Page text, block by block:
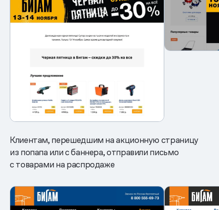
Клиентам, перешедшим на акционную страницу
из попапа или с баннера, отправили письмо
с товарами на распродаже